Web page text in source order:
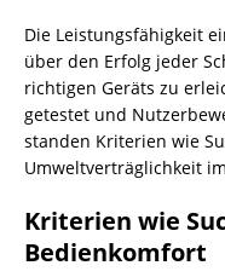
Die Leistungsfähigkeit
über den Erfolg jeder
richtigen Geräts zu
getestet und
standen Kriterien wie
Umweltverträglichkeit
Kriterien wie
Bedienkomfort